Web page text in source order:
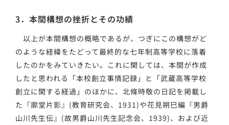
3．本間構想の挫折とその功績
以上が本間構想の概略であるが、つぎにこの構想がど
のような経緯をたどって最終的な七年制高等学校に落着
したのかをみていきたい。これに関しては、本間が作成
したと思われる「本校創立事情記録」と「武蔵高等学校
創立に関する経過」のほかに、北條時敬の日記を掲載し
た『廓堂片影』(教育研究会、1931)や花見朔巳編『男爵
山川先生伝』(故男爵山川先生記念会、1939)、および近